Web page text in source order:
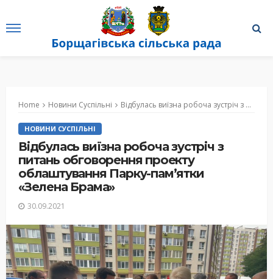
Home Новини Суспільні Відбулась виїзна робоча зустріч з питань обговорення проекту облаштування Парку-пам’ятки «Зелена Брама»
НОВИНИ СУСПІЛЬНІ
Відбулась виїзна робоча зустріч з
питань обговорення проекту
облаштування Парку-пам’ятки
«Зелена Брама»
30.09.2021